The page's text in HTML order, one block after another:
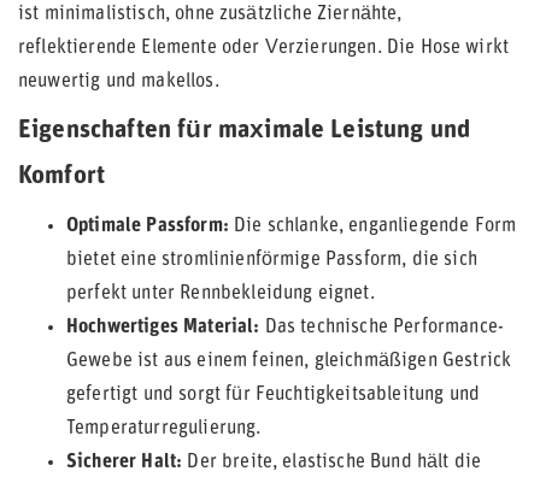
ist minimalistisch, ohne zusätzliche Ziernähte,
reflektierende Elemente oder Verzierungen. Die Hose wirkt
neuwertig und makellos.
Eigenschaften für maximale Leistung und
Komfort
Optimale Passform: Die schlanke, enganliegende Form
bietet eine stromlinienförmige Passform, die sich
perfekt unter Rennbekleidung eignet.
Hochwertiges Material: Das technische Performance-
Gewebe ist aus einem feinen, gleichmäßigen Gestrick
gefertigt und sorgt für Feuchtigkeitsableitung und
Temperaturregulierung.
Sicherer Halt: Der breite, elastische Bund hält die